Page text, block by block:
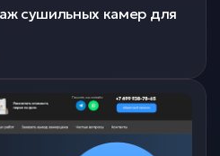
сушильных камер для